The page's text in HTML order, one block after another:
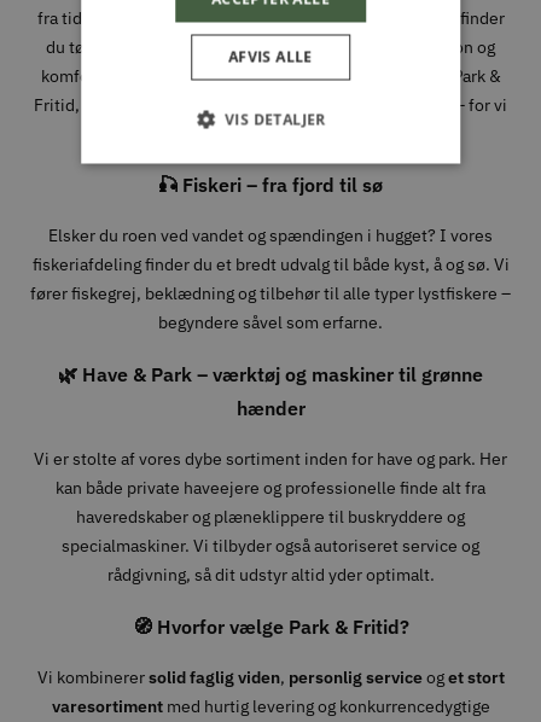
fra tidlige morgener i skoven til lange dage i fjeldet. Her finder
du tøj, sko og udstyr fra velkendte mærker, hvor funktion og
komfort går hånd i hånd. Når du handler jagtudstyr hos Park &
Fritid, handler du med folk, der forstår, hvad det kræver – for vi
bruger det selv.
🎣 Fiskeri – fra fjord til sø
Elsker du roen ved vandet og spændingen i hugget? I vores
fiskeriafdeling finder du et bredt udvalg til både kyst, å og sø. Vi
fører fiskegrej, beklædning og tilbehør til alle typer lystfiskere –
begyndere såvel som erfarne.
🌿 Have & Park – værktøj og maskiner til grønne
hænder
Vi er stolte af vores dybe sortiment inden for have og park. Her
kan både private haveejere og professionelle finde alt fra
haveredskaber og plæneklippere til buskryddere og
specialmaskiner. Vi tilbyder også autoriseret service og
rådgivning, så dit udstyr altid yder optimalt.
🧭 Hvorfor vælge Park & Fritid?
Vi kombinerersolid faglig viden, personlig serviceoget stort
varesortimentmed hurtig levering og konkurrencedygtige
AFVIS ALLE
VIS DETALJER